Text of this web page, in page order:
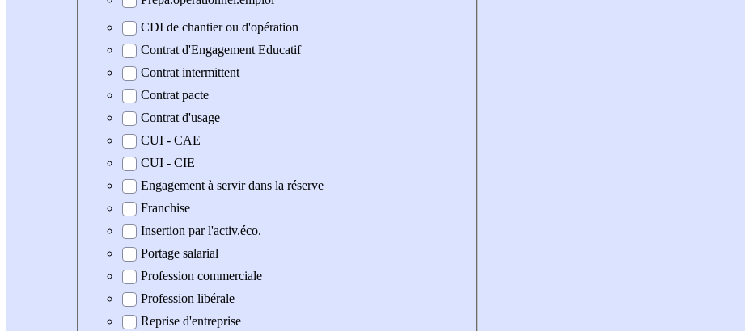
CDI de chantier ou d'opération
Contrat d'Engagement Educatif
Contrat intermittent
Contrat pacte
Contrat d'usage
CUI - CAE
CUI - CIE
Engagement à servir dans la réserve
Franchise
Insertion par l'activ.éco.
Portage salarial
Profession commerciale
Profession libérale
Reprise d'entreprise